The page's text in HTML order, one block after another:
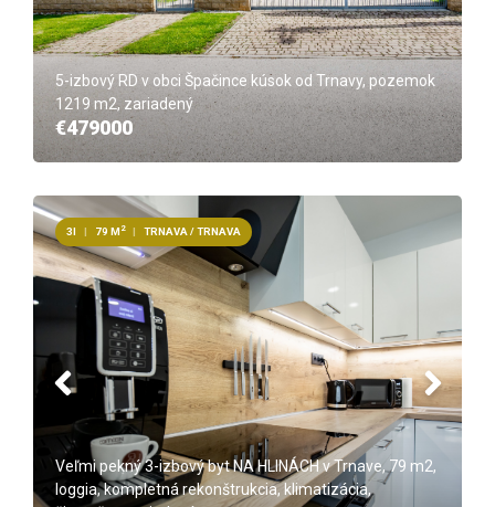
5-izbový RD v obci Špačince kúsok od Trnavy, pozemok
1219 m2, zariadený
€479000
Veľmi pekný 3-izbový byt NA HLINÁCH v Trnave, 79 m2,
loggia, kompletná rekonštrukcia, klimatizácia,
3I | 79 M 2 | TRNAVA / TRNAVA